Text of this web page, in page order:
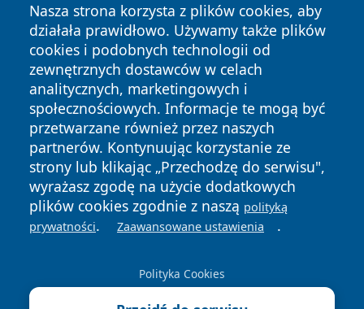
Nasza strona korzysta z plików cookies, aby
działała prawidłowo. Używamy także plików
cookies i podobnych technologii od
zewnętrznych dostawców w celach
analitycznych, marketingowych i
społecznościowych. Informacje te mogą być
przetwarzane również przez naszych
partnerów. Kontynuując korzystanie ze
strony lub klikając „Przechodzę do serwisu",
wyrażasz zgodę na użycie dodatkowych
plików cookies zgodnie z naszą polityką
prywatności. Zaawansowane ustawienia .
Polityka Cookies
Copyright © 2026 faktywroclaw.pl Wszystkie prawa
zastrzeżone.
Autorzy
Polityka
Prywatności
Polityka
Cookies